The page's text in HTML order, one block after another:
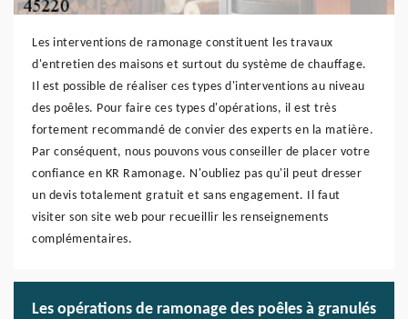
Les interventions de ramonage constituent les travaux
d'entretien des maisons et surtout du système de chauffage.
Il est possible de réaliser ces types d'interventions au niveau
des poêles. Pour faire ces types d'opérations, il est très
fortement recommandé de convier des experts en la matière.
Par conséquent, nous pouvons vous conseiller de placer votre
confiance en KR Ramonage. N'oubliez pas qu'il peut dresser
un devis totalement gratuit et sans engagement. Il faut
visiter son site web pour recueillir les renseignements
complémentaires.
Les opérations de ramonage des poêles à granulés